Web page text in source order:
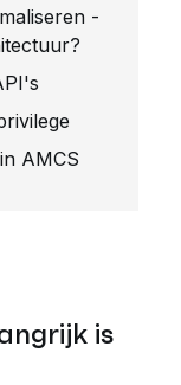
-
AMCS
is